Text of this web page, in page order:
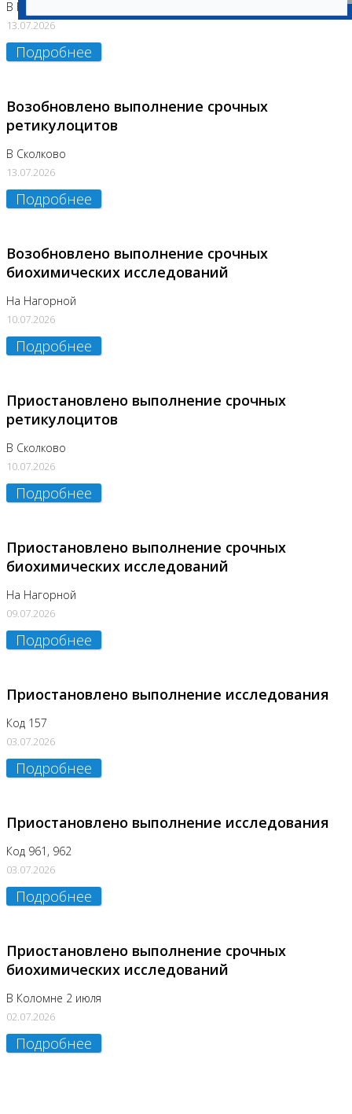
В Бутово
13.07.2026
Подробнее
Возобновлено выполнение срочных
ретикулоцитов
В Сколково
13.07.2026
Подробнее
Возобновлено выполнение срочных
биохимических исследований
На Нагорной
10.07.2026
Подробнее
Приостановлено выполнение срочных
ретикулоцитов
В Сколково
10.07.2026
Подробнее
Приостановлено выполнение срочных
биохимических исследований
На Нагорной
09.07.2026
Подробнее
Приостановлено выполнение исследования
Код 157
03.07.2026
Подробнее
Приостановлено выполнение исследования
Код 961, 962
03.07.2026
Подробнее
Приостановлено выполнение срочных
биохимических исследований
В Коломне 2 июля
02.07.2026
Подробнее